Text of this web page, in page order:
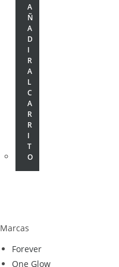
A
Ñ
A
D
I
R
A
L
C
A
R
R
I
T
O
Marcas
Forever
One Glow